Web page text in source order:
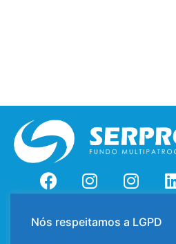
Nós respeitamos a LGPD